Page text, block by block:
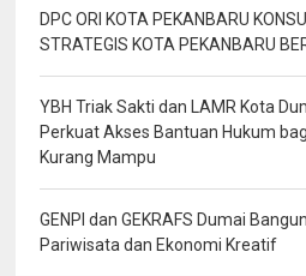
DPC ORI KOTA PEKANBARU
STRATEGIS KOTA PEKANBARU
YBH Triak Sakti dan LAMR Kota
Perkuat Akses Bantuan Hukum
Kurang Mampu
GENPI dan GEKRAFS Dumai
Pariwisata dan Ekonomi Kreatif